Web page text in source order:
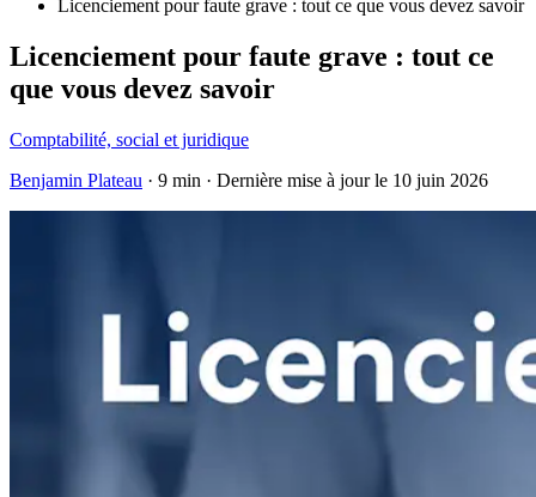
Licenciement pour faute grave : tout ce que vous devez savoir
Licenciement pour faute grave : tout ce
que vous devez savoir
Comptabilité, social et juridique
Benjamin Plateau · 9 min · Dernière mise à jour le 10 juin 2026